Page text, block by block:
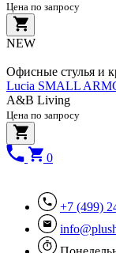
Цена по запросу
NEW
Офисные стулья и
Lucia SMALL
A&B Living
Цена по запросу
0
+7 (499)